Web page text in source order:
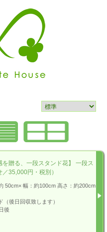
を贈る、一段スタンド花】 一段ス
35,000円・税別）
50cm× 幅：約100cm 高さ：約200cm
後日回収致します）
後